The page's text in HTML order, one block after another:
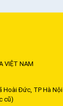
VIỆT NAM
Hoài Đức, TP Hà Nội
cũ)